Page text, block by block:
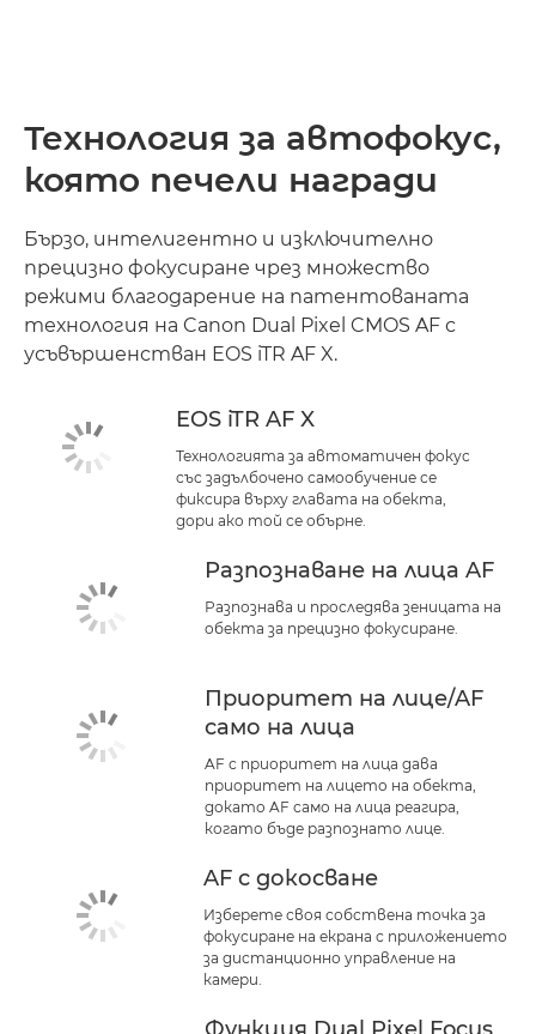
Технология за автофокус,
която печели награди
Бързо, интелигентно и изключително
прецизно фокусиране чрез множество
режими благодарение на патентованата
технология на Canon Dual Pixel CMOS AF с
усъвършенстван EOS iTR AF X.
EOS iTR AF X
Технологията за автоматичен фокус
със задълбочено самообучение се
фиксира върху главата на обекта,
дори ако той се обърне.
Разпознаване на лица AF
Разпознава и проследява зеницата на
обекта за прецизно фокусиране.
Приоритет на лице/AF
само на лица
AF с приоритет на лица дава
приоритет на лицето на обекта,
докато AF само на лица реагира,
когато бъде разпознато лице.
AF с докосване
Изберете своя собствена точка за
фокусиране на екрана с приложението
за дистанционно управление на
камери.